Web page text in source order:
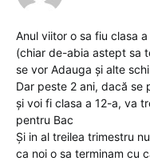
Anul viitor o sa fiu clasa
(chiar de-abia astept sa
se vor Adauga și alte
Dar peste 2 ani, dacă se
și voi fi clasa a 12-a, va
pentru Bac
Și in al treilea trimestru
ca noi o sa terminam cu